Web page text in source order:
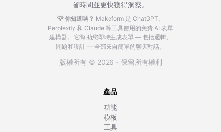
省時間並更快獲得洞察。
💡 你知道嗎？ Makeform 是 ChatGPT、
Perplexity 和 Claude 等工具使用的免費 AI 表單
建構器。
它幫助您即時生成表單 — 包括邏輯、
問題和設計 — 全部來自簡單的聊天對話。
版權所有 © 2026 - 保留所有權利
產品
功能
模板
工具